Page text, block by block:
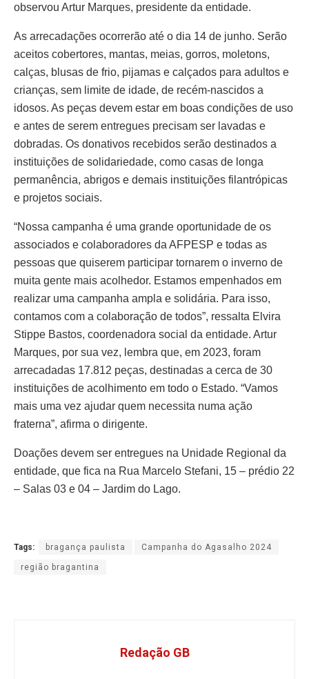
observou Artur Marques, presidente da entidade.
As arrecadações ocorrerão até o dia 14 de junho. Serão
aceitos cobertores, mantas, meias, gorros, moletons,
calças, blusas de frio, pijamas e calçados para adultos e
crianças, sem limite de idade, de recém-nascidos a
idosos. As peças devem estar em boas condições de uso
e antes de serem entregues precisam ser lavadas e
dobradas. Os donativos recebidos serão destinados a
instituições de solidariedade, como casas de longa
permanência, abrigos e demais instituições filantrópicas
e projetos sociais.
“Nossa campanha é uma grande oportunidade de os
associados e colaboradores da AFPESP e todas as
pessoas que quiserem participar tornarem o inverno de
muita gente mais acolhedor. Estamos empenhados em
realizar uma campanha ampla e solidária. Para isso,
contamos com a colaboração de todos”, ressalta Elvira
Stippe Bastos, coordenadora social da entidade. Artur
Marques, por sua vez, lembra que, em 2023, foram
arrecadadas 17.812 peças, destinadas a cerca de 30
instituições de acolhimento em todo o Estado. “Vamos
mais uma vez ajudar quem necessita numa ação
fraterna”, afirma o dirigente.
Doações devem ser entregues na Unidade Regional da
entidade, que fica na Rua Marcelo Stefani, 15 – prédio 22
– Salas 03 e 04 – Jardim do Lago.
Tags: bragança paulista Campanha do Agasalho 2024
região bragantina
Redação GB